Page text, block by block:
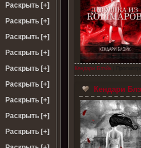
Раскрыть [+]
Раскрыть [+]
Раскрыть [+]
Раскрыть [+]
Раскрыть [+]
Раскрыть [+]
Раскрыть [+]
Раскрыть [+]
Раскрыть [+]
Кендари Блэйк|
Кендари